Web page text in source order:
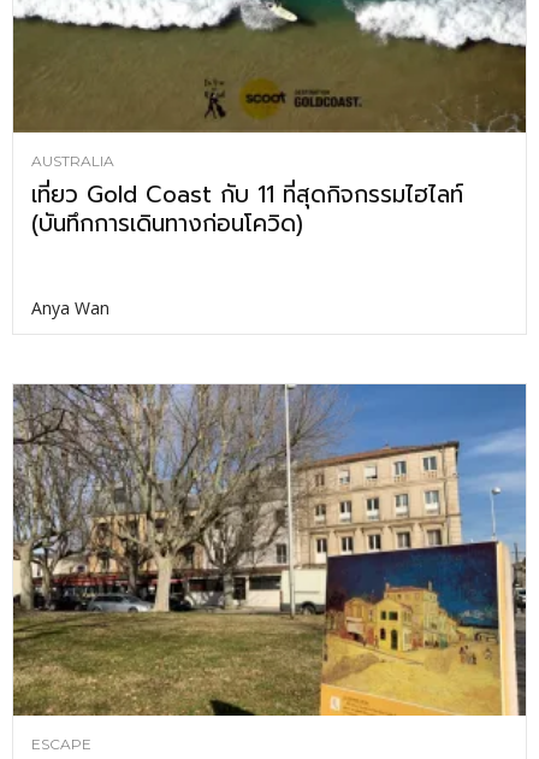
AUSTRALIA
เที่ยว Gold Coast กับ 11 ที่สุดกิจกรรมไฮไลท์
(บันทึกการเดินทางก่อนโควิด)
Anya Wan
ESCAPE